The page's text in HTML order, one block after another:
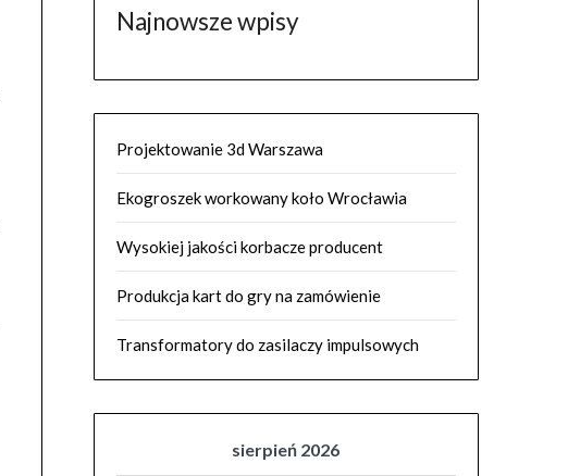
Najnowsze wpisy
Projektowanie 3d Warszawa
Ekogroszek workowany koło Wrocławia
Wysokiej jakości korbacze producent
Produkcja kart do gry na zamówienie
Transformatory do zasilaczy impulsowych
sierpień 2026